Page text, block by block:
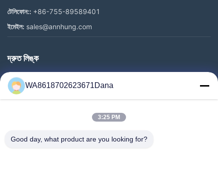
টেলিফোন:: +86-755-89589401
ইমেইল: sales@annhung.com
দ্রুত লিঙ্ক
বাড়ি
পণ্য
কারখানা ভ্রমণ
WA8618702623671Dana
3:25 PM
Good day, what product are you looking for?